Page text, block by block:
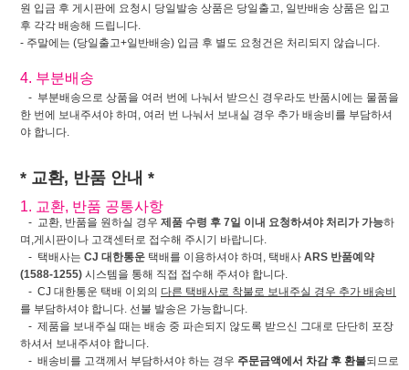
원 입금 후 게시판에 요청시 당일발송 상품은 당일출고, 일반배송 상품은 입고
후 각각 배송해 드립니다.
- 주말에는 (당일출고+일반배송) 입금 후 별도 요청건은 처리되지 않습니다.
4. 부분배송
- 부분배송으로 상품을 여러 번에 나눠서 받으신 경우라도 반품시에는 물품을
한 번에 보내주셔야 하며, 여러 번 나눠서 보내실 경우 추가 배송비를 부담하셔
야 합니다.
* 교환, 반품 안내 *
1. 교환, 반품 공통사항
- 교환, 반품을 원하실 경우 제품 수령 후 7일 이내 요청하셔야 처리가 가능하
며,게시판이나 고객센터로 접수해 주시기 바랍니다.
- 택배사는 CJ 대한통운 택배를 이용하셔야 하며, 택배사 ARS 반품예약
(1588-1255) 시스템을 통해 직접 접수해 주셔야 합니다.
- CJ 대한통운 택배 이외의 다른 택배사로 착불로 보내주실 경우 추가 배송비
를 부담하셔야 합니다. 선불 발송은 가능합니다.
- 제품을 보내주실 때는 배송 중 파손되지 않도록 받으신 그대로 단단히 포장
하셔서 보내주셔야 합니다.
- 배송비를 고객께서 부담하셔야 하는 경우 주문금액에서 차감 후 환불되므로